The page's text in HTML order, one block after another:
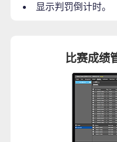
显示判罚倒计时。
比赛成绩